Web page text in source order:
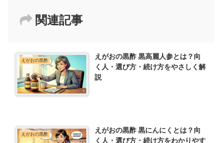
関連記事
えがおの黒酢
えがおの黒酢 黒高麗人参とは？向
く人・選び方・続け方をやさしく解
説
えがおの黒酢
えがおの黒酢 黒にんにくとは？向
く人・選び方・続け方をわかりやす